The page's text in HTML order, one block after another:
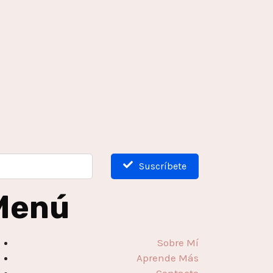
Suscríbete
Sobre Mí
Aprende Más